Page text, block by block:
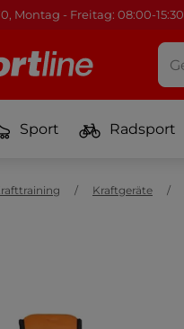
Montag - Freitag: 08:00-15:30
Sport Radsport
Kraftgeräte